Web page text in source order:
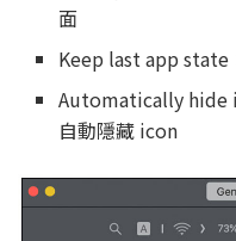
面
Keep last app state
Automatically hide
自動隱藏 icon